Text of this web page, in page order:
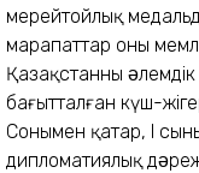
мерейтойлық
марапаттар оның
Қазақстанның
бағытталған күш-
Сонымен қатар, I
дипломатиялық